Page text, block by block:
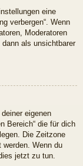
eine
verbergen“. Wenn
Moderatoren
als unsichtbarer
eigenen
Bereich“ die für dich
Die Zeitzone
werden. Wenn du
jetzt zu tun.